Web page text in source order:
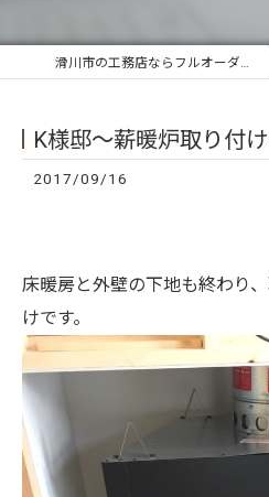
滑川市の工務店ならフルオーダーの野末建築
K様邸〜薪暖炉取り付
2017/09/16
床暖房と外壁の下地も終わり
けです。